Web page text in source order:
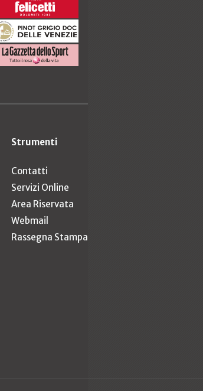
Strumenti
Contatti
Servizi Online
Area Riservata
Webmail
Rassegna Stampa